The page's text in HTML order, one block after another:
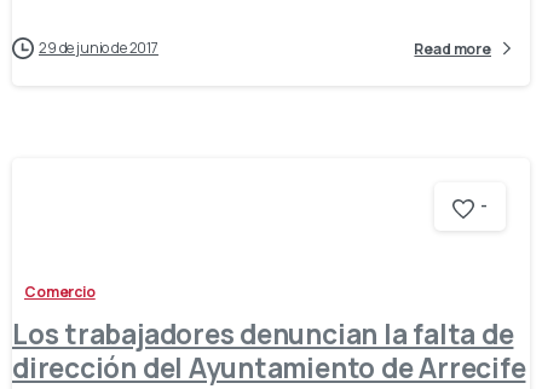
29 de junio de 2017 Read more
-
Comercio
Los trabajadores denuncian la falta de
dirección del Ayuntamiento de Arrecife